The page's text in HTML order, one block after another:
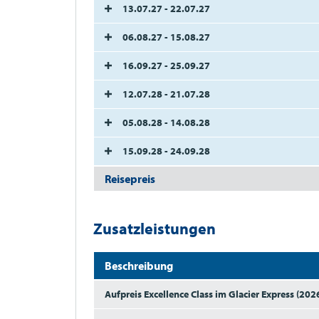
Reisepreis
13.07.27 - 22.07.27
06.08.27 - 15.08.27
16.09.27 - 25.09.27
12.07.28 - 21.07.28
05.08.28 - 14.08.28
15.09.28 - 24.09.28
Zusatzleistungen
Beschreibung
Aufpreis Excellence Class im Glacier Express